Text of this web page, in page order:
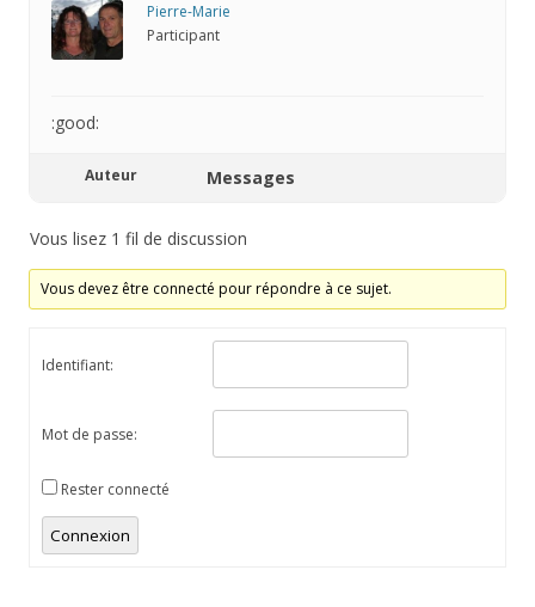
Pierre-Marie
Participant
:good:
Auteur Messages
Vous lisez 1 fil de discussion
Vous devez être connecté pour répondre à ce sujet.
Identifiant:
Mot de passe:
Rester connecté
Connexion